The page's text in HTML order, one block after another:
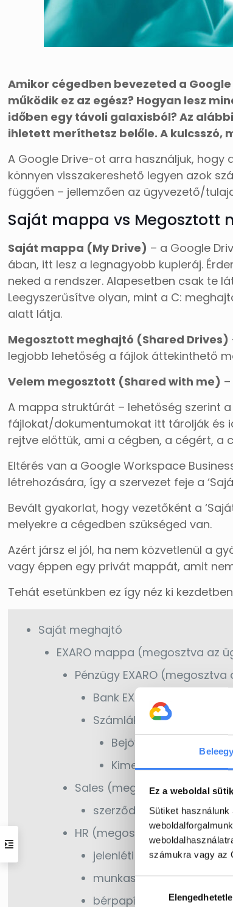
Ez a weboldal
Sütiket
számukra vagy az
Hozzájárulás
kiválasztása
Amikor cégedben bevezeted a
működik ez az egész? Hogyan lesz
időben egy távoli galaxisból? Az
ihletett meríthetsz belőle. A kulcsszó,
A Google Drive-ot arra használjuk,
könnyen visszakereshető legyen azok
függően – jellemzően az ügyvezető/
Saját mappa vs Megosztott
Saját mappa (My Drive) – a Google
ában, itt lesz a legnagyobb kupleráj.
neked a rendszer. Alapesetben csak te
Leegyszerűsítve olyan, mint a C:
alatt látja.
Megosztott meghajtó (Shared Drives)
legjobb lehetőség a fájlok áttekinthető
Velem megosztott (Shared with me)
A mappa struktúrát – lehetőség szerint
fájlokat/dokumentumokat itt tárolják és
rejtve előttük, ami a cégben, a cégért, a
Eltérés van a Google Workspace
létrehozására, így a szervezet feje a
Bevált gyakorlat, hogy vezetőként a
melyekre a cégedben szükséged van.
Azért jársz el jól, ha nem közvetlenül a
vagy éppen egy privát mappát, amit
Tehát esetünkben ez így néz ki
Saját meghajtó
EXARO mappa (megosztva az
Pénzügy EXARO
Bank EXARO
Számlák EXARO
Bejövő
Kimenő
Sales (megosztva az
szerződések
HR (megosztva a HR
jelenléti ívek
munkaszerződések
bérpapírok